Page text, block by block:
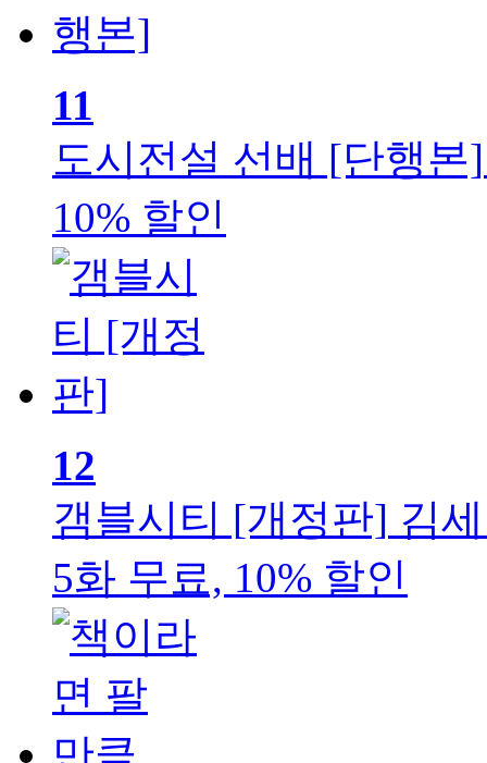
11
도시전설 선배 [단행본]
10% 할인
12
갬블시티 [개정판] 김
5화 무료, 10% 할인